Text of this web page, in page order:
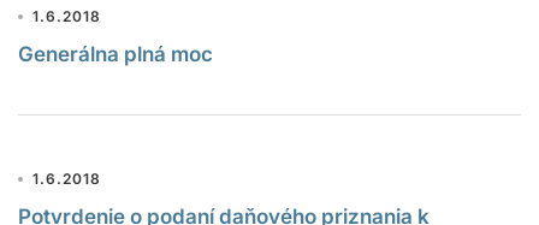
1.6.2018
Generálna plná moc
1.6.2018
Potvrdenie o podaní daňového priznania k